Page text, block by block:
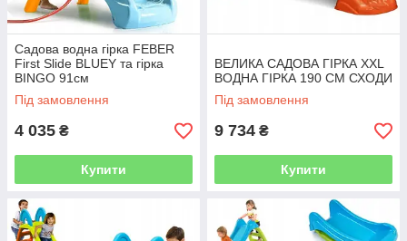
Садова водна гірка FEBER
First Slide BLUEY та гірка
BINGO 91см
Під замовлення
4 035 ₴
Купити
ВЕЛИКА САДОВА ГІРКА XXL
ВОДНА ГІРКА 190 СМ СХОДИ
Під замовлення
9 734 ₴
Купити